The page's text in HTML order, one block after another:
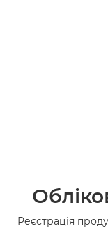
Реєстрація